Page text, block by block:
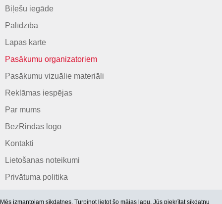
Biļešu iegāde
Palīdzība
Lapas karte
Pasākumu organizatoriem
Pasākumu vizuālie materiāli
Reklāmas iespējas
Par mums
BezRindas logo
Kontakti
Lietošanas noteikumi
Privātuma politika
Mēs izmantojam sīkdatnes. Turpinot lietot šo mājas lapu, Jūs piekrītatsīkdatņu